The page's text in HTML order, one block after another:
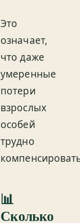
Это
означает,
что даже
умеренные
потери
взрослых
особей
трудно
📊
Сколько